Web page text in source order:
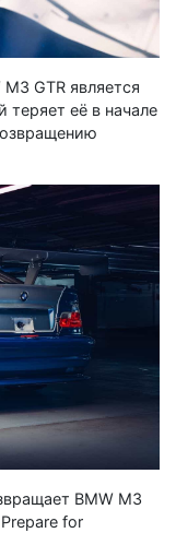
GTR является
теряет её в начале
BMW M3
for